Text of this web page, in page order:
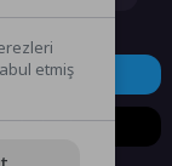
Twitter
TikTok
etmiş